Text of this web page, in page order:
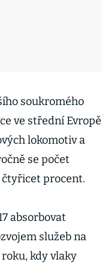
soukromého
ve střední Evropě
lokomotiv a
se počet
čtyřicet procent.
absorbovat
služeb na
kdy vlaky